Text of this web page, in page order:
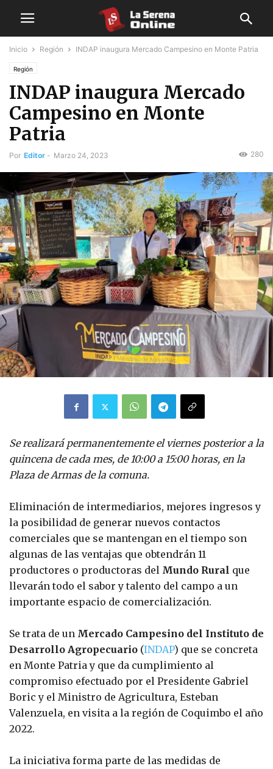
Inicio Región INDAP inaugura Mercado Campesino en Monte Patria
Región
INDAP inaugura Mercado
Campesino en Monte
Patria
Por Editor - Marzo 24, 2023 280
Se realizará permanentemente el viernes posterior a la
quincena de cada mes, de 10:00 a 15:00 horas, en la
Plaza de Armas de la comuna.
Eliminación de intermediarios, mejores ingresos y
la posibilidad de generar nuevos contactos
comerciales que se mantengan en el tiempo son
algunas de las ventajas que obtendrán 11
productores o productoras del Mundo Rural que
llevarán todo el sabor y talento del campo a un
importante espacio de comercialización.
Se trata de un Mercado Campesino del Instituto de
Desarrollo Agropecuario (INDAP) que se concreta
en Monte Patria y que da cumplimiento al
compromiso efectuado por el Presidente Gabriel
Boric y el Ministro de Agricultura, Esteban
Valenzuela, en visita a la región de Coquimbo el año
2022.
La iniciativa forma parte de las medidas de